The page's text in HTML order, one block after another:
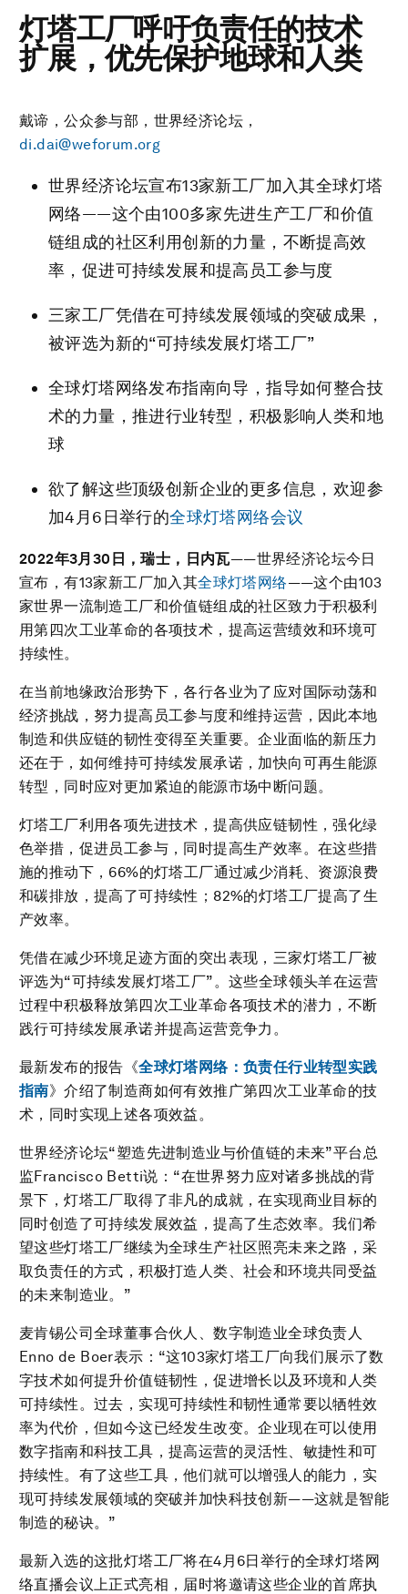
灯塔工厂呼吁负责任的技术
扩展，优先保护地球和人类
戴谛，公众参与部，世界经济论坛，
di.dai@weforum.org
世界经济论坛宣布13家新工厂加入其全球灯塔
网络——这个由100多家先进生产工厂和价值
链组成的社区利用创新的力量，不断提高效
率，促进可持续发展和提高员工参与度
三家工厂凭借在可持续发展领域的突破成果，
被评选为新的“可持续发展灯塔工厂”
全球灯塔网络发布指南向导，指导如何整合技
术的力量，推进行业转型，积极影响人类和地
球
欲了解这些顶级创新企业的更多信息，欢迎参
加4月6日举行的全球灯塔网络会议
2022年3月 30 日，瑞士，日内瓦——世界经济论坛今日
宣布，有13家新工厂加入其全球灯塔网络——这个由103
家世界一流制造工厂和价值链组成的社区致力于积极利
用第四次工业革命的各项技术，提高运营绩效和环境可
持续性。
在当前地缘政治形势下，各行各业为了应对国际动荡和
经济挑战，努力提高员工参与度和维持运营，因此本地
制造和供应链的韧性变得至关重要。企业面临的新压力
还在于，如何维持可持续发展承诺，加快向可再生能源
转型，同时应对更加紧迫的能源市场中断问题。
灯塔工厂利用各项先进技术，提高供应链韧性，强化绿
色举措，促进员工参与，同时提高生产效率。在这些措
施的推动下，66%的灯塔工厂通过减少消耗、资源浪费
和碳排放，提高了可持续性；82%的灯塔工厂提高了生
产效率。
凭借在减少环境足迹方面的突出表现，三家灯塔工厂被
评选为“可持续发展灯塔工厂”。这些全球领头羊在运营
过程中积极释放第四次工业革命各项技术的潜力，不断
践行可持续发展承诺并提高运营竞争力。
最新发布的报告《全球灯塔网络：负责任行业转型实践
指南》介绍了制造商如何有效推广第四次工业革命的技
术，同时实现上述各项效益。
世界经济论坛“塑造先进制造业与价值链的未来”平台总
监Francisco Betti说：“在世界努力应对诸多挑战的背
景下，灯塔工厂取得了非凡的成就，在实现商业目标的
同时创造了可持续发展效益，提高了生态效率。我们希
望这些灯塔工厂继续为全球生产社区照亮未来之路，采
取负责任的方式，积极打造人类、社会和环境共同受益
的未来制造业。”
麦肯锡公司全球董事合伙人、数字制造业全球负责人
Enno de Boer表示：“这103家灯塔工厂向我们展示了数
字技术如何提升价值链韧性，促进增长以及环境和人类
可持续性。过去，实现可持续性和韧性通常要以牺牲效
率为代价，但如今这已经发生改变。企业现在可以使用
数字指南和科技工具，提高运营的灵活性、敏捷性和可
持续性。有了这些工具，他们就可以增强人的能力，实
现可持续发展领域的突破并加快科技创新——这就是智能
制造的秘诀。”
最新入选的这批灯塔工厂将在4月6日举行的全球灯塔网
络直播会议上正式亮相，届时将邀请这些企业的首席执